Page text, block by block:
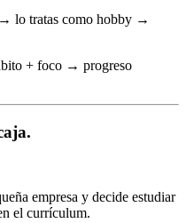
lo tratas como hobby →
+ foco → progreso
empresa y decide estudiar
el currículum.